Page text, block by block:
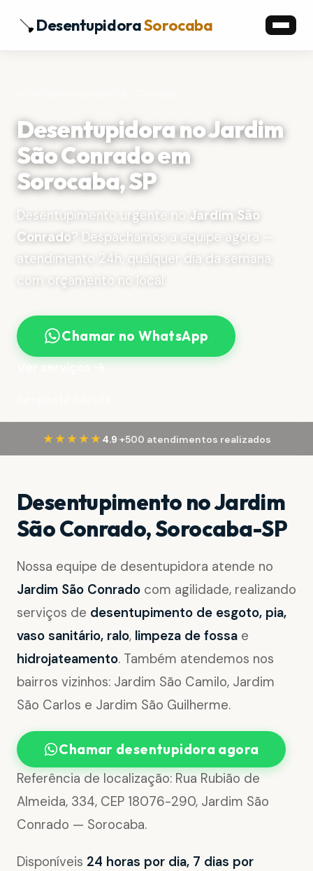
DesentupidoraSorocaba
Desentupidora no Jardim
São Conrado em
Sorocaba, SP
Desentupimento urgente no Jardim São
Conrado? Despachamos a equipe agora —
atendimento 24h, qualquer dia da semana,
com orçamento no local.
Chamar no WhatsApp
Ver serviços →
★★★★★ 4.9·+500 atendimentos realizados
Desentupimento no Jardim
São Conrado, Sorocaba-SP
Nossa equipe de desentupidora atende no
Jardim São Conrado com agilidade, realizando
serviços de desentupimento de esgoto, pia,
vaso sanitário, ralo, limpeza de fossa e
hidrojateamento. Também atendemos nos
bairros vizinhos: Jardim São Camilo, Jardim
São Carlos e Jardim São Guilherme.
Chamar desentupidora agora
Referência de localização: Rua Rubião de
Almeida, 334, CEP 18076-290, Jardim São
Conrado — Sorocaba.
Disponíveis 24 horas por dia, 7 dias por